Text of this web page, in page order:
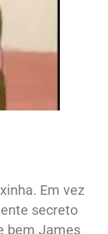
Em vez
secreto
bem James